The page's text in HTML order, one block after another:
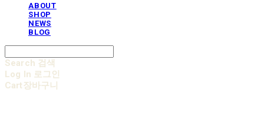
ABOUT
SHOP
NEWS
BLOG
Search 검색
Log In 로그인
Cart장바구니